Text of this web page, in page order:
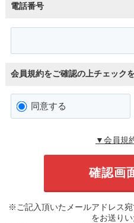
電話番号
会員規約をご確認の上チェック
同意する
▼会員規
※ご記入頂いたメールアドレス
をお送りい